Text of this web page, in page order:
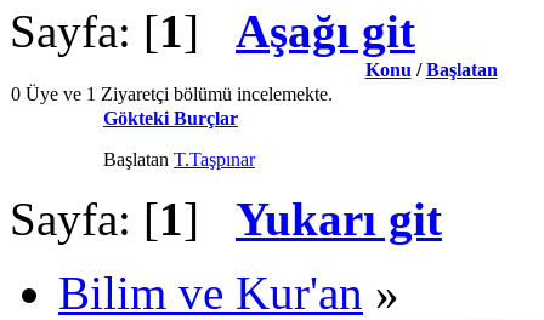
Sayfa: [1] Aşağı git
Konu /Başlatan
0 Üye ve 1 Ziyaretçi bölümü incelemekte.
Gökteki Burçlar
Başlatan T.Taşpınar
Sayfa: [1] Yukarı git
Bilim ve Kur'an »